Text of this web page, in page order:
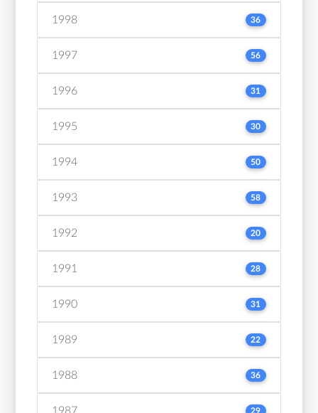
1998 36
1997 56
1996 31
1995 30
1994 50
1993 58
1992 20
1991 28
1990 31
1989 22
1988 36
1987 29